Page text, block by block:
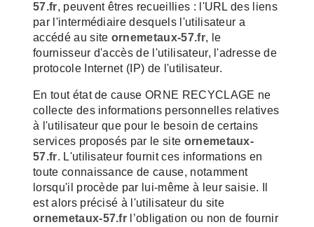
57.fr, peuvent êtres recueillies : l'URL des liens
par l'intermédiaire desquels l'utilisateur a
accédé au site ornemetaux-57.fr, le
fournisseur d'accès de l'utilisateur, l'adresse de
protocole Internet (IP) de l'utilisateur.
En tout état de cause ORNE RECYCLAGE ne
collecte des informations personnelles relatives
à l'utilisateur que pour le besoin de certains
services proposés par le site ornemetaux-
57.fr. L'utilisateur fournit ces informations en
toute connaissance de cause, notamment
lorsqu'il procède par lui-même à leur saisie. Il
est alors précisé à l'utilisateur du site
ornemetaux-57.fr l’obligation ou non de fournir